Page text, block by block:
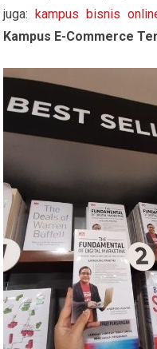
juga:kampus bisnis
Kampus E-Commerce